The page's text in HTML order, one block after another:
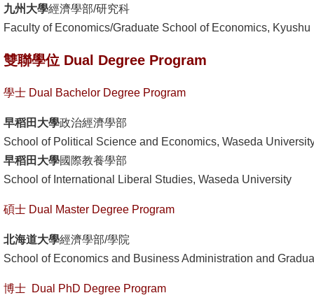
頁
大
頁
網
站
導
覽
English
心
專
九州大學經濟學部/研究科
Faculty of Economics/Graduate School of Economics,
雙聯學位 Dual Degree Program
學士 Dual Bachelor Degree Program
早稻田大學政治經濟學部
School of Political Science and Economics, Waseda
早稻田大學國際教養學部
School of International Liberal Studies, Waseda University
碩士 Dual Master Degree Program
北海道大學經濟學部/學院
School of Economics and Business Administration and
博士 Dual PhD Degree Program